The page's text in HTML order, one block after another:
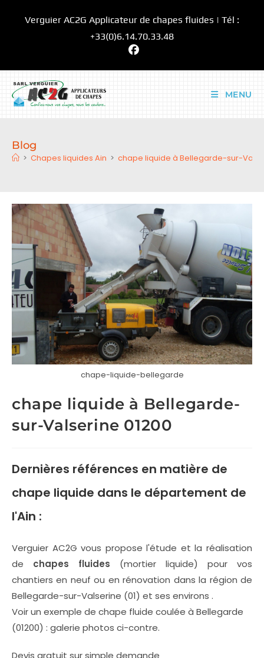
Verguier AC2G Applicateur de chapes fluides | Tél :
+33(0)6.14.70.33.48
MENU
Blog
> Chapes liquides Ain > chape liquide à Bellegarde-sur-
chape-liquide-bellegarde
chape liquide à Bellegarde-
sur-Valserine 01200
Dernières références en matière de
chape liquide dans le département de
l'Ain :
Verguier AC2G vous propose l'étude et la réalisation
de chapes fluides (mortier liquide) pour vos
chantiers en neuf ou en rénovation dans la région de
Bellegarde-sur-Valserine (01) et ses environs .
Voir un exemple de chape fluide coulée à Bellegarde
(01200) : galerie photos ci-contre.
Devis gratuit sur simple demande